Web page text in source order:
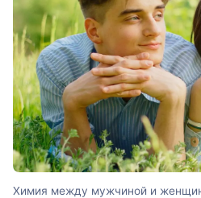
Химия между мужчиной и